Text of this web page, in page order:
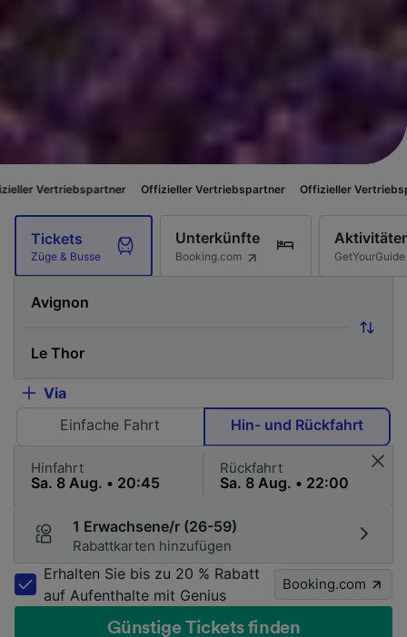
Offizieller Vertriebspartner Offizieller Vertriebspartner
Tickets
Züge & Busse
Unterkünfte
Booking.com GetYourGuide
Via
Einfache Fahrt
Hin- und Rückfahrt
Hinfahrt Rückfahrt
1 Erwachsene/r (26-59)
Rabattkarten hinzufügen
Erhalten Sie bis zu 20 % Rabatt
auf Aufenthalte mit Genius
Booking.com
Günstige Tickets finden